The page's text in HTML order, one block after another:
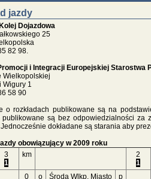
jazdy
Dojazdowa
25
82 98.
i Integracji Europejskiej Starostwa
Wielkopolskiej
Wigury 1
58 90
o rozkładach publikowane są na
publikowane są bez odpowiedzialności
Jednocześnie dokładane są starania aby
obowiązujący w 2009 roku
3
1
km
2
1
0 o Środa Wlkp. Miasto p